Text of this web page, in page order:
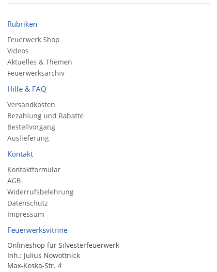
Rubriken
Feuerwerk Shop
Videos
Aktuelles & Themen
Feuerwerksarchiv
Hilfe & FAQ
Versandkosten
Bezahlung und Rabatte
Bestellvorgang
Auslieferung
Kontakt
Kontaktformular
AGB
Widerrufsbelehrung
Datenschutz
Impressum
Feuerwerksvitrine
Onlineshop für Silvesterfeuerwerk
Inh.: Julius Nowottnick
Max-Koska-Str. 4